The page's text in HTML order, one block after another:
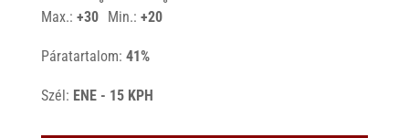
Max.: +30
°
Min.: +20
°
Páratartalom: 41%
Szél: ENE - 15 KPH